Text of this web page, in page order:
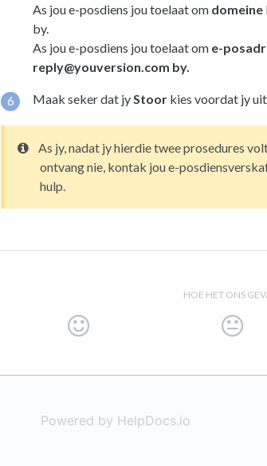
As jou e-posdiens jou toelaat om domeine
by.
As jou e-posdiens jou toelaat om e-
reply@youversion.com by.
Maak seker dat jyStoor kies voordat jy
As jy, nadat jy hierdie twee prosedures
ontvang nie, kontak jou e-
hulp.
HOE HET ONS
Powered by HelpDocs.io